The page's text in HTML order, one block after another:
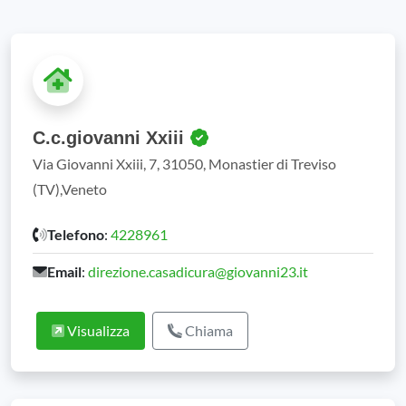
C.c.giovanni Xxiii
Via Giovanni Xxiii, 7, 31050, Monastier di Treviso
(TV),Veneto
Telefono: 4228961
Email: direzione.casadicura@giovanni23.it
Visualizza Chiama